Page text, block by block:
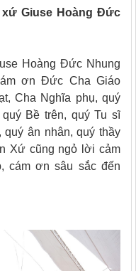
xứ Giuse Hoàng Đức
Hoàng Đức Nhung
ơn Đức Cha Giáo
Cha Nghĩa phụ, quý
Bề trên, quý Tu sĩ
ân nhân, quý thầy
Xứ cũng ngỏ lời cảm
cám ơn sâu sắc đến